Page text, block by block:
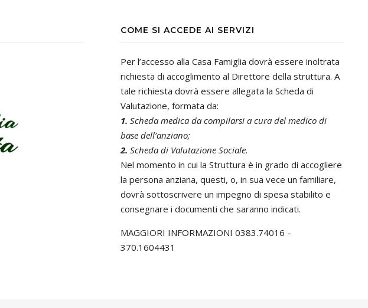
COME SI ACCEDE AI SERVIZI
Per l’accesso alla Casa Famiglia dovrà essere inoltrata
richiesta di accoglimento al Direttore della struttura. A
tale richiesta dovrà essere allegata la Scheda di
Valutazione, formata da:
1. Scheda medica da compilarsi a cura del medico di
base dell’anziano;
2. Scheda di Valutazione Sociale.
Nel momento in cui la Struttura è in grado di accogliere
la persona anziana, questi, o, in sua vece un familiare,
dovrà sottoscrivere un impegno di spesa stabilito e
consegnare i documenti che saranno indicati.
MAGGIORI INFORMAZIONI 0383.74016 –
370.1604431